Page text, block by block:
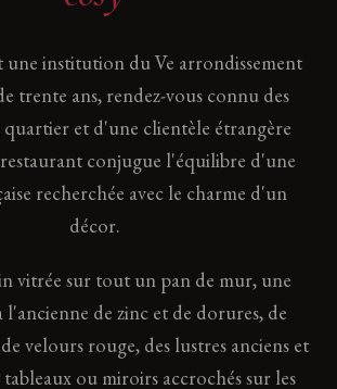
une institution du Ve arrondissement
trente ans, rendez-vous connu des
et d'une clientèle étrangère
restaurant conjugue l'équilibre d'une
recherchée avec le charme d'un
décor.
vitrée sur tout un pan de mur, une
de zinc et de dorures, de
velours rouge, des lustres anciens et
ou miroirs accrochés sur les